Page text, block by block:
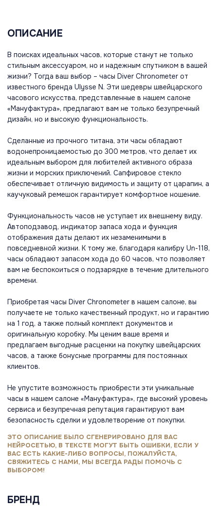
ОПИСАНИЕ
В поисках идеальных часов, которые станут не только
стильным аксессуаром, но и надежным спутником в вашей
жизни? Тогда ваш выбор – часы Diver Chronometer от
известного бренда Ulysse N. Эти шедевры швейцарского
часового искусства, представленные в нашем салоне
«Мануфактура», предлагают вам не только безупречный
дизайн, но и высокую функциональность.
Сделанные из прочного титана, эти часы обладают
водонепроницаемостью до 300 метров, что делает их
идеальным выбором для любителей активного образа
жизни и морских приключений. Сапфировое стекло
обеспечивает отличную видимость и защиту от царапин, а
каучуковый ремешок гарантирует комфортное ношение.
Функциональность часов не уступает их внешнему виду.
Автоподзавод, индикатор запаса хода и функция
отображения даты делают их незаменимыми в
повседневной жизни. К тому же, благодаря калибру Un-118,
часы обладают запасом хода до 60 часов, что позволяет
вам не беспокоиться о подзарядке в течение длительного
времени.
Приобретая часы Diver Chronometer в нашем салоне, вы
получаете не только качественный продукт, но и гарантию
на 1 год, а также полный комплект документов и
оригинальную коробку. Мы ценим ваше время и
предлагаем выгодные расценки на покупку швейцарских
часов, а также бонусные программы для постоянных
клиентов.
Не упустите возможность приобрести эти уникальные
часы в нашем салоне «Мануфактура», где высокий уровень
сервиса и безупречная репутация гарантируют вам
безопасность сделки и удовлетворение от покупки.
ЭТО ОПИСАНИЕ БЫЛО СГЕНЕРИРОВАНО ДЛЯ ВАС
НЕЙРОСЕТЬЮ, В ТЕКСТЕ МОГУТ БЫТЬ ОШИБКИ, ЕСЛИ У
ВАС ЕСТЬ КАКИЕ-ЛИБО ВОПРОСЫ, ПОЖАЛУЙСТА,
СВЯЖИТЕСЬ С НАМИ, МЫ ВСЕГДА РАДЫ ПОМОЧЬ С
ВЫБОРОМ!
БРЕНД